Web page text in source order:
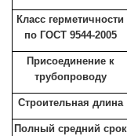
Класс герметичности
по ГОСТ 9544-2005
Присоединение к
трубопроводу
Строительная длина
Полный средний срок